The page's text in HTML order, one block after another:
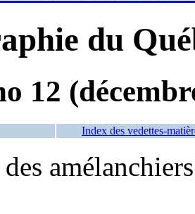
du
12
Index des vedettes-
des